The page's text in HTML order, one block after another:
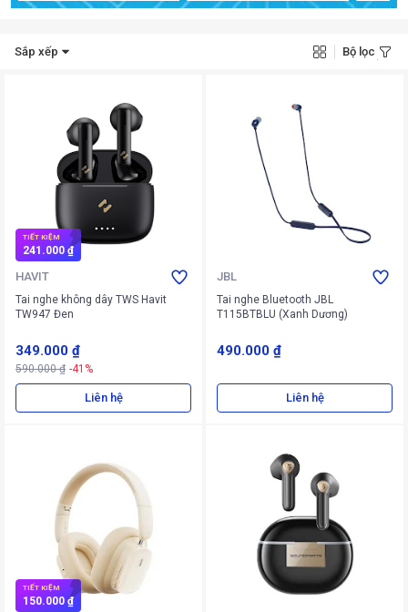
Sắp xếp Bộ lọc
TIẾT KIỆM
241.000 ₫
HAVIT
Tai nghe không dây TWS Havit
TW947 Đen
349.000 ₫
590.000 ₫ -41%
Liên hệ
JBL
Tai nghe Bluetooth JBL
T115BTBLU (Xanh Dương)
490.000 ₫
Liên hệ
TIẾT KIỆM
150.000 ₫